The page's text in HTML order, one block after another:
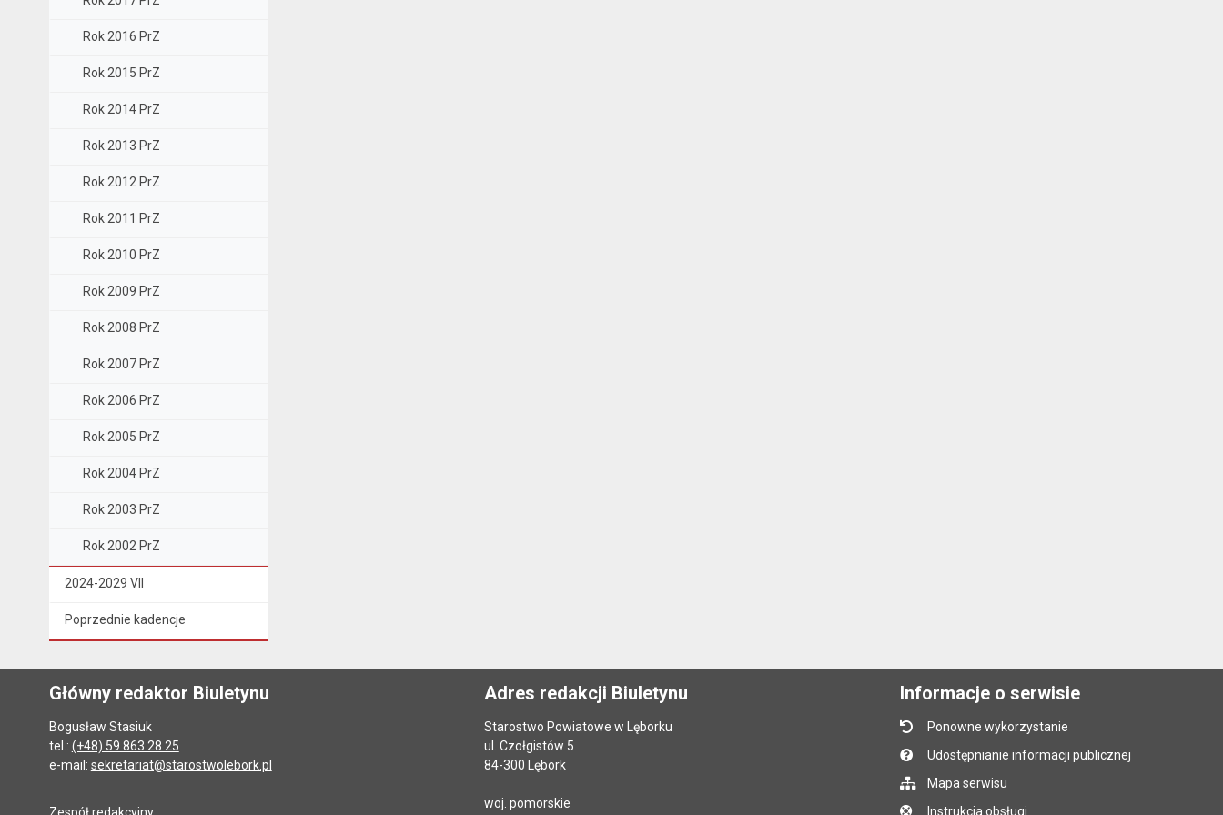
Rok 2016 PrZ
Rok 2015 PrZ
Rok 2014 PrZ
Rok 2013 PrZ
Rok 2012 PrZ
Rok 2011 PrZ
Rok 2010 PrZ
Rok 2009 PrZ
Rok 2008 PrZ
Rok 2007 PrZ
Rok 2006 PrZ
Rok 2005 PrZ
Rok 2004 PrZ
Rok 2003 PrZ
Rok 2002 PrZ
2024-2029 VII
Poprzednie kadencje
Główny redaktor Biuletynu
Bogusław Stasiuk
tel.: (+48) 59 863 28 25
e-mail: sekretariat@starostwolebork.pl
Adres redakcji Biuletynu
Starostwo Powiatowe w Lęborku
ul. Czołgistów 5
84-300 Lębork
woj. pomorskie
Informacje o serwisie
Ponowne wykorzystanie
Udostępnianie informacji publicznej
Mapa serwisu
Instrukcja obsługi